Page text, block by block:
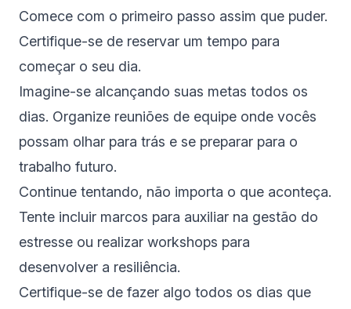
Comece com o primeiro passo assim que puder.
Certifique-se de reservar um tempo para
começar o seu dia.
Imagine-se alcançando suas metas todos os
dias. Organize reuniões de equipe onde vocês
possam olhar para trás e se preparar para o
trabalho futuro.
Continue tentando, não importa o que aconteça.
Tente incluir marcos para auxiliar na gestão do
estresse ou realizar workshops para
desenvolver a resiliência.
Certifique-se de fazer algo todos os dias que